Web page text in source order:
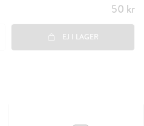
Pris:
50 kr
50 kr
EJ I LAGER